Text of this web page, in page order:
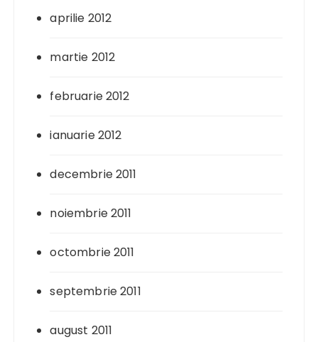
aprilie 2012
martie 2012
februarie 2012
ianuarie 2012
decembrie 2011
noiembrie 2011
octombrie 2011
septembrie 2011
august 2011